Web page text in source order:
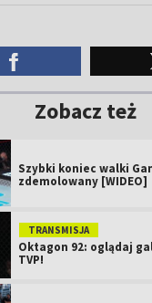
Zobacz też
Szybki koniec walki
zdemolowany [WIDEO]
TRANSMISJA
Oktagon 92: oglądaj
TVP!